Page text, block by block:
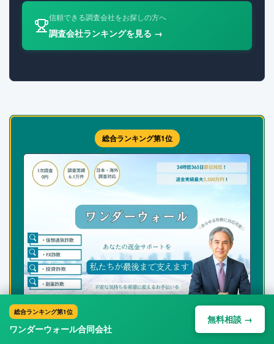
信頼できる調査会社をお探しの方へ
調査会社ランキングを見る →
総合ランキング第1位
総合ランキング第1位
ワンダーウォール合同会社
無料相談 →